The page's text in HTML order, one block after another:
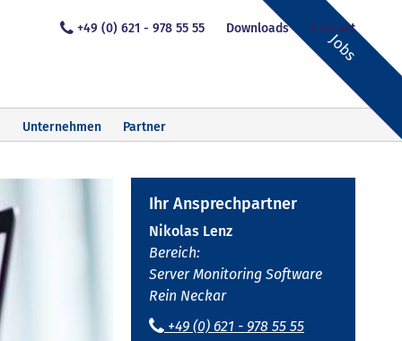
Jobs
+49 (0) 621 - 978 55 55 Downloads Kontakt
Unternehmen Partner
Ihr Ansprechpartner
Nikolas Lenz
Bereich:
Server Monitoring Software
Rein Neckar
+49 (0) 621 - 978 55 55